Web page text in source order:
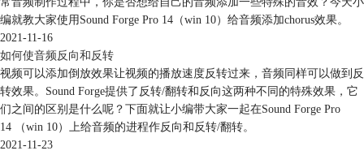
图4：区域标记
第二、编辑区域标记
完成了时间点或时间段的标记后，右击这些标记点，并选择其中的“编
辑”功能，就能开启Sound Forge的区域列表。
编就教大家使用Sound Forge Pro 14（win 10）给音频添加chorus效果。
2021-11-16
如何使音频反向和反转
视频可以添加倒放效果让视频的播放速度反转过来，音频同样可以做到反
转效果。Sound Forge提供了反转/翻转和反向这两种不同的特殊效果，它
们之间的区别是什么呢？下面就让小编带大家一起在Sound Forge Pro
14 （win 10）上给音频的进程作反向和反转/翻转。
2021-11-23